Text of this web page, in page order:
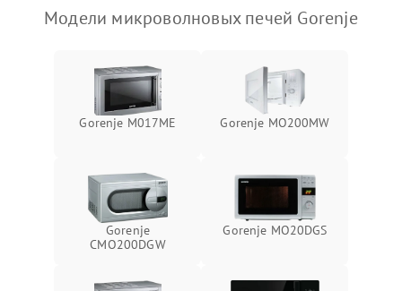
Сломался трансформатор Подробнее →
Модели микроволновых печей Gorenje
Gorenje M017ME Gorenje MO200MW
Gorenje
CMO200DGW
Gorenje MO20DGS